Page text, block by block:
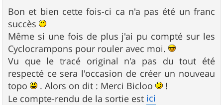
s
s
a
g
e
Bon et bien cette fois-ci ca n'a pas été un franc
succès
Même si une fois de plus j'ai pu compté sur les
Cyclocrampons pour rouler avec moi.
Vu que le tracé original n'a pas du tout été
respecté ce sera l'occasion de créer un nouveau
topo
. Alors on dit : Merci Bicloo
!
Le compte-rendu de la sortie est ici